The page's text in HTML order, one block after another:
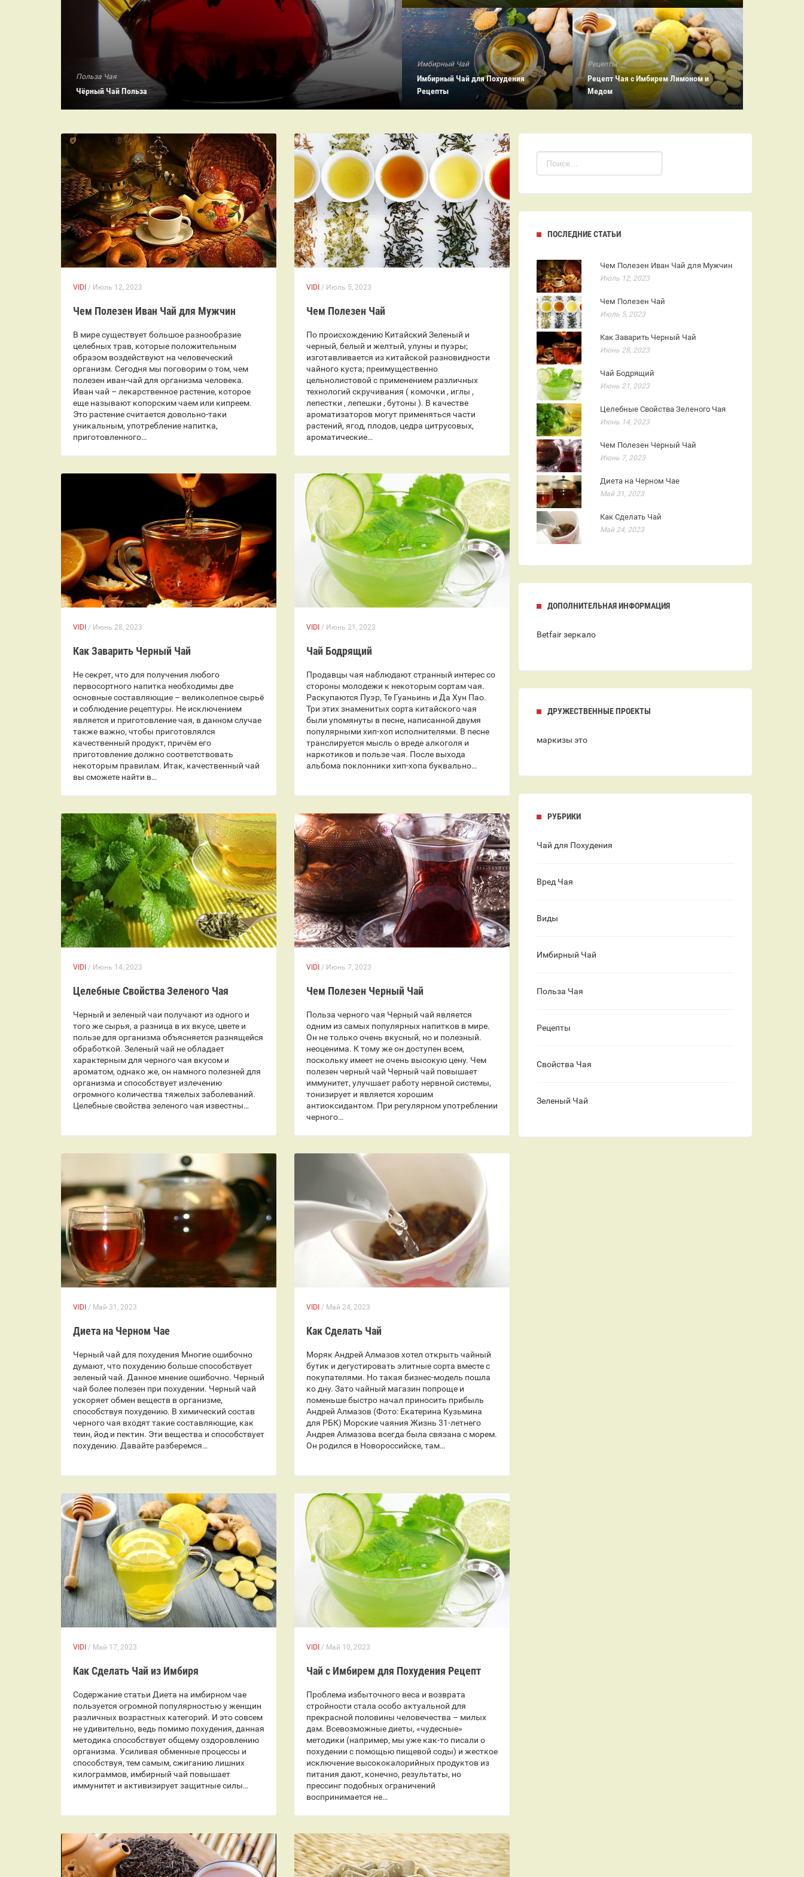
Польза Чая
Чёрный Чай Польза
Имбирный Чай
Имбирный Чай для Похудения
Рецепты
Рецепты
Рецепт Чая с Имбирем Лимоном и
Медом
VIDI / Июль 12, 2023
Чем Полезен Иван Чай для Мужчин
В мире существует большое разнообразие
целебных трав, которые положительным
образом воздействуют на человеческий
организм. Сегодня мы поговорим о том, чем
полезен иван-чай для организма человека.
Иван чай – лекарственное растение, которое
еще называют копорским чаем или кипреем.
Это растение считается довольно-таки
уникальным, употребление напитка,
приготовленного…
VIDI / Июль 5, 2023
Чем Полезен Чай
По происхождению Китайский Зеленый и
черный, белый и желтый, улуны и пуэры;
изготавливается из китайской разновидности
чайного куста; преимущественно
цельнолистовой с применением различных
технологий скручивания ( комочки , иглы ,
лепестки , лепешки , бутоны ). В качестве
ароматизаторов могут применяться части
растений, ягод, плодов, цедра цитрусовых,
ароматические…
VIDI / Июнь 28, 2023
Как Заварить Черный Чай
Не секрет, что для получения любого
первосортного напитка необходимы две
основные составляющие – великолепное сырьё
и соблюдение рецептуры. Не исключением
является и приготовление чая, в данном случае
также важно, чтобы приготовлялся
качественный продукт, причём его
приготовление должно соответствовать
некоторым правилам. Итак, качественный чай
вы сможете найти в…
VIDI / Июнь 21, 2023
Чай Бодрящий
Продавцы чая наблюдают странный интерес со
стороны молодежи к некоторым сортам чая.
Раскупаются Пуэр, Те Гуаньинь и Да Хун Пао.
Три этих знаменитых сорта китайского чая
были упомянуты в песне, написанной двумя
популярными хип-хоп исполнителями. В песне
транслируется мысль о вреде алкоголя и
наркотиков и пользе чая. После выхода
альбома поклонники хип-хопа буквально…
VIDI / Июнь 14, 2023
Целебные Свойства Зеленого Чая
Черный и зеленый чаи получают из одного и
того же сырья, а разница в их вкусе, цвете и
пользе для организма объясняется разнящейся
обработкой. Зеленый чай не обладает
характерным для черного чая вкусом и
ароматом, однако же, он намного полезней для
организма и способствует излечению
огромного количества тяжелых заболеваний.
Целебные свойства зеленого чая известны…
VIDI / Июнь 7, 2023
Чем Полезен Черный Чай
Польза черного чая Черный чай является
одним из самых популярных напитков в мире.
Он не только очень вкусный, но и полезный.
неоценима. К тому же он доступен всем,
поскольку имеет не очень высокую цену. Чем
полезен черный чай Черный чай повышает
иммунитет, улучшает работу нервной системы,
тонизирует и является хорошим
антиоксидантом. При регулярном употреблении
черного…
VIDI / Май 31, 2023
Диета на Черном Чае
Черный чай для похудения Многие ошибочно
думают, что похудению больше способствует
зеленый чай. Данное мнение ошибочно. Черный
чай более полезен при похудении. Черный чай
ускоряет обмен веществ в организме,
способствуя похудению. В химический состав
черного чая входят такие составляющие, как
теин, йод и пектин. Эти вещества и способствует
похудению. Давайте разберемся…
VIDI / Май 24, 2023
Как Сделать Чай
Моряк Андрей Алмазов хотел открыть чайный
бутик и дегустировать элитные сорта вместе с
покупателями. Но такая бизнес-модель пошла
ко дну. Зато чайный магазин попроще и
поменьше быстро начал приносить прибыль
Андрей Алмазов (Фото: Екатерина Кузьмина
для РБК) ​Морские чаяния Жизнь 31-летнего
Андрея Алмазова всегда была связана с морем.
Он родился в Новороссийске, там…
VIDI / Май 17, 2023
Как Сделать Чай из Имбиря
Содержание статьи Диета на имбирном чае
пользуется огромной популярностью у женщин
различных возрастных категорий. И это совсем
не удивительно, ведь помимо похудения, данная
методика способствует общему оздоровлению
организма. Усиливая обменные процессы и
способствуя, тем самым, сжиганию лишних
килограммов, имбирный чай повышает
иммунитет и активизирует защитные силы…
VIDI / Май 10, 2023
Чай с Имбирем для Похудения Рецепт
Проблема избыточного веса и возврата
стройности стала особо актуальной для
прекрасной половины человечества – милых
дам. Всевозможные диеты, «чудесные»
методики (например, мы уже как-то писали о
похудении с помощью пищевой соды) и жесткое
исключение высококалорийных продуктов из
питания дают, конечно, результаты, но
прессинг подобных ограничений
воспринимается не…
ПОСЛЕДНИЕ СТАТЬИ
Чем Полезен Иван Чай для Мужчин
Июль 12, 2023
Чем Полезен Чай
Июль 5, 2023
Как Заварить Черный Чай
Июнь 28, 2023
Чай Бодрящий
Июнь 21, 2023
Целебные Свойства Зеленого Чая
Июнь 14, 2023
Чем Полезен Черный Чай
Июнь 7, 2023
Диета на Черном Чае
Май 31, 2023
Как Сделать Чай
Май 24, 2023
ДОПОЛНИТЕЛЬНАЯ ИНФОРМАЦИЯ
Betfairзеркало
ДРУЖЕСТВЕННЫЕ ПРОЕКТЫ
маркизы это
РУБРИКИ
Чай для Похудения
Вред Чая
Виды
Имбирный Чай
Польза Чая
Рецепты
Свойства Чая
Зеленый Чай